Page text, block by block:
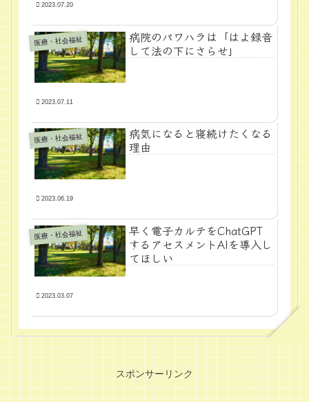
2023.07.20
医療・社会福祉
病院のパワハラは「はよ録音
して法の下にさらせ」
2023.07.11
医療・社会福祉
病気になると寝続けたくなる
理由
2023.06.19
医療・社会福祉
早く電子カルテをChatGPT
するアセスメントAIを導入し
てほしい
2023.03.07
スポンサーリンク